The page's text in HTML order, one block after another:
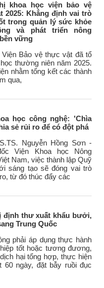
khoa học viện bảo vệ
2025: Khẳng định vai trò
trong quản lý sức khỏe
và phát triển nông
vững
Viện Bảo vệ thực vật đã tổ
thường niên năm 2025.
nhằm tổng kết các thành
qua,
học công nghệ: 'Chìa
sẻ rủi ro để có đột phá
Nguyễn Hồng Sơn -
Viện Khoa học Nông
Nam, việc thành lập Quỹ
sáng tạo sẽ đóng vai trò
từ đó thúc đẩy các
định thư xuất khẩu bưởi,
Trung Quốc
phải áp dụng thực hành
tốt hoặc tương đương,
hại tổng hợp, thực hiện
ngày, đặt bẫy ruồi đục